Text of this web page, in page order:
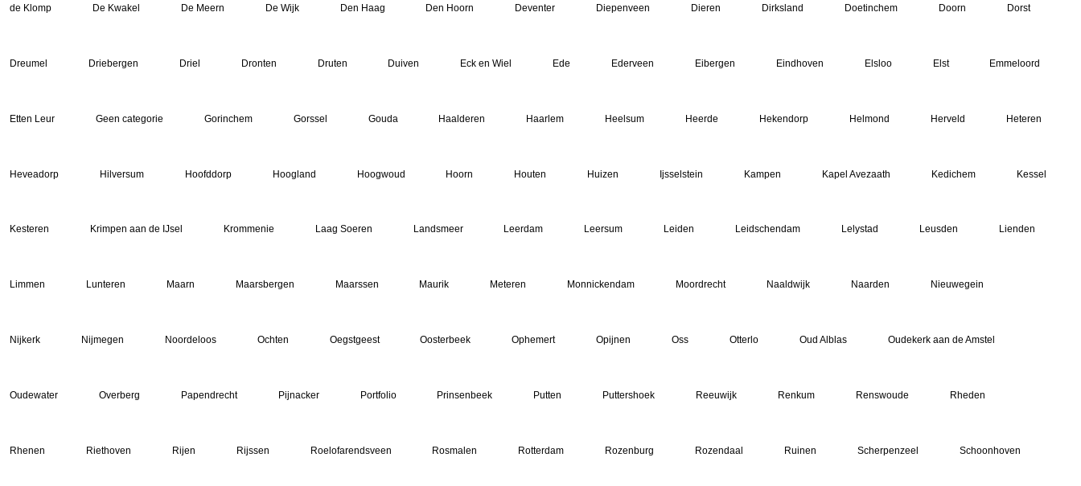
de Klomp De Kwakel De Meern De Wijk Den Haag Den Hoorn Deventer Diepenveen Dieren Dirksland Doetinchem Doorn Dorst
Dreumel Driebergen Driel Dronten Druten Duiven Eck en Wiel Ede Ederveen Eibergen Eindhoven Elsloo Elst Emmeloord
Etten Leur Geen categorie Gorinchem Gorssel Gouda Haalderen Haarlem Heelsum Heerde Hekendorp Helmond Herveld Heteren
Heveadorp Hilversum Hoofddorp Hoogland Hoogwoud Hoorn Houten Huizen Ijsselstein Kampen Kapel Avezaath Kedichem Kessel
Kesteren Krimpen aan de IJsel Krommenie Laag Soeren Landsmeer Leerdam Leersum Leiden Leidschendam Lelystad Leusden Lienden
Limmen Lunteren Maarn Maarsbergen Maarssen Maurik Meteren Monnickendam Moordrecht Naaldwijk Naarden Nieuwegein
Nijkerk Nijmegen Noordeloos Ochten Oegstgeest Oosterbeek Ophemert Opijnen Oss Otterlo Oud Alblas Oudekerk aan de Amstel
Oudewater Overberg Papendrecht Pijnacker Portfolio Prinsenbeek Putten Puttershoek Reeuwijk Renkum Renswoude Rheden
Rhenen Riethoven Rijen Rijssen Roelofarendsveen Rosmalen Rotterdam Rozenburg Rozendaal Ruinen Scherpenzeel Schoonhoven